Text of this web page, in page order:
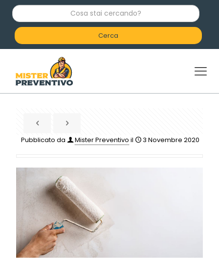
C
o
a
c
e
Pubblicato da Mister Preventivo il 3 Novembre 2020